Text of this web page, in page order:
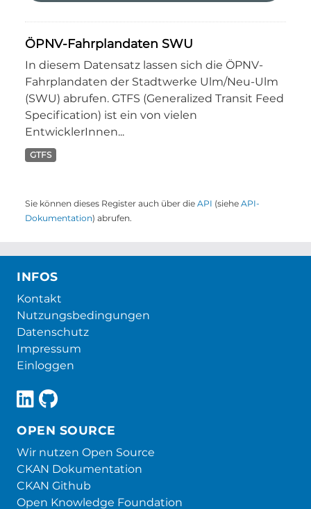
ÖPNV-Fahrplandaten SWU
In diesem Datensatz lassen sich die ÖPNV-
Fahrplandaten der Stadtwerke Ulm/Neu-Ulm
(SWU) abrufen. GTFS (Generalized Transit Feed
Specification) ist ein von vielen
EntwicklerInnen...
GTFS
Sie können dieses Register auch über die API (siehe API-
Dokumentation) abrufen.
INFOS
Kontakt
Nutzungsbedingungen
Datenschutz
Impressum
Einloggen
OPEN SOURCE
Wir nutzen Open Source
CKAN Dokumentation
CKAN Github
Open Knowledge Foundation